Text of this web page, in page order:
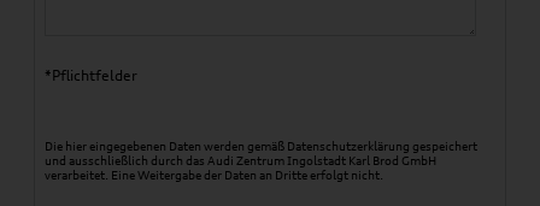
*Pflichtfelder
Die hier eingegebenen Daten werden gemäß Datenschutzerklärung gespeichert
und ausschließlich durch das Audi Zentrum Ingolstadt Karl Brod GmbH
verarbeitet. Eine Weitergabe der Daten an Dritte erfolgt nicht.